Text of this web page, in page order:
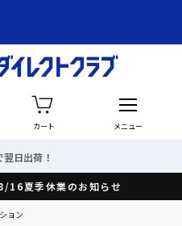
カート メニュー
日出荷！
夏季休業のお知らせ
ョン